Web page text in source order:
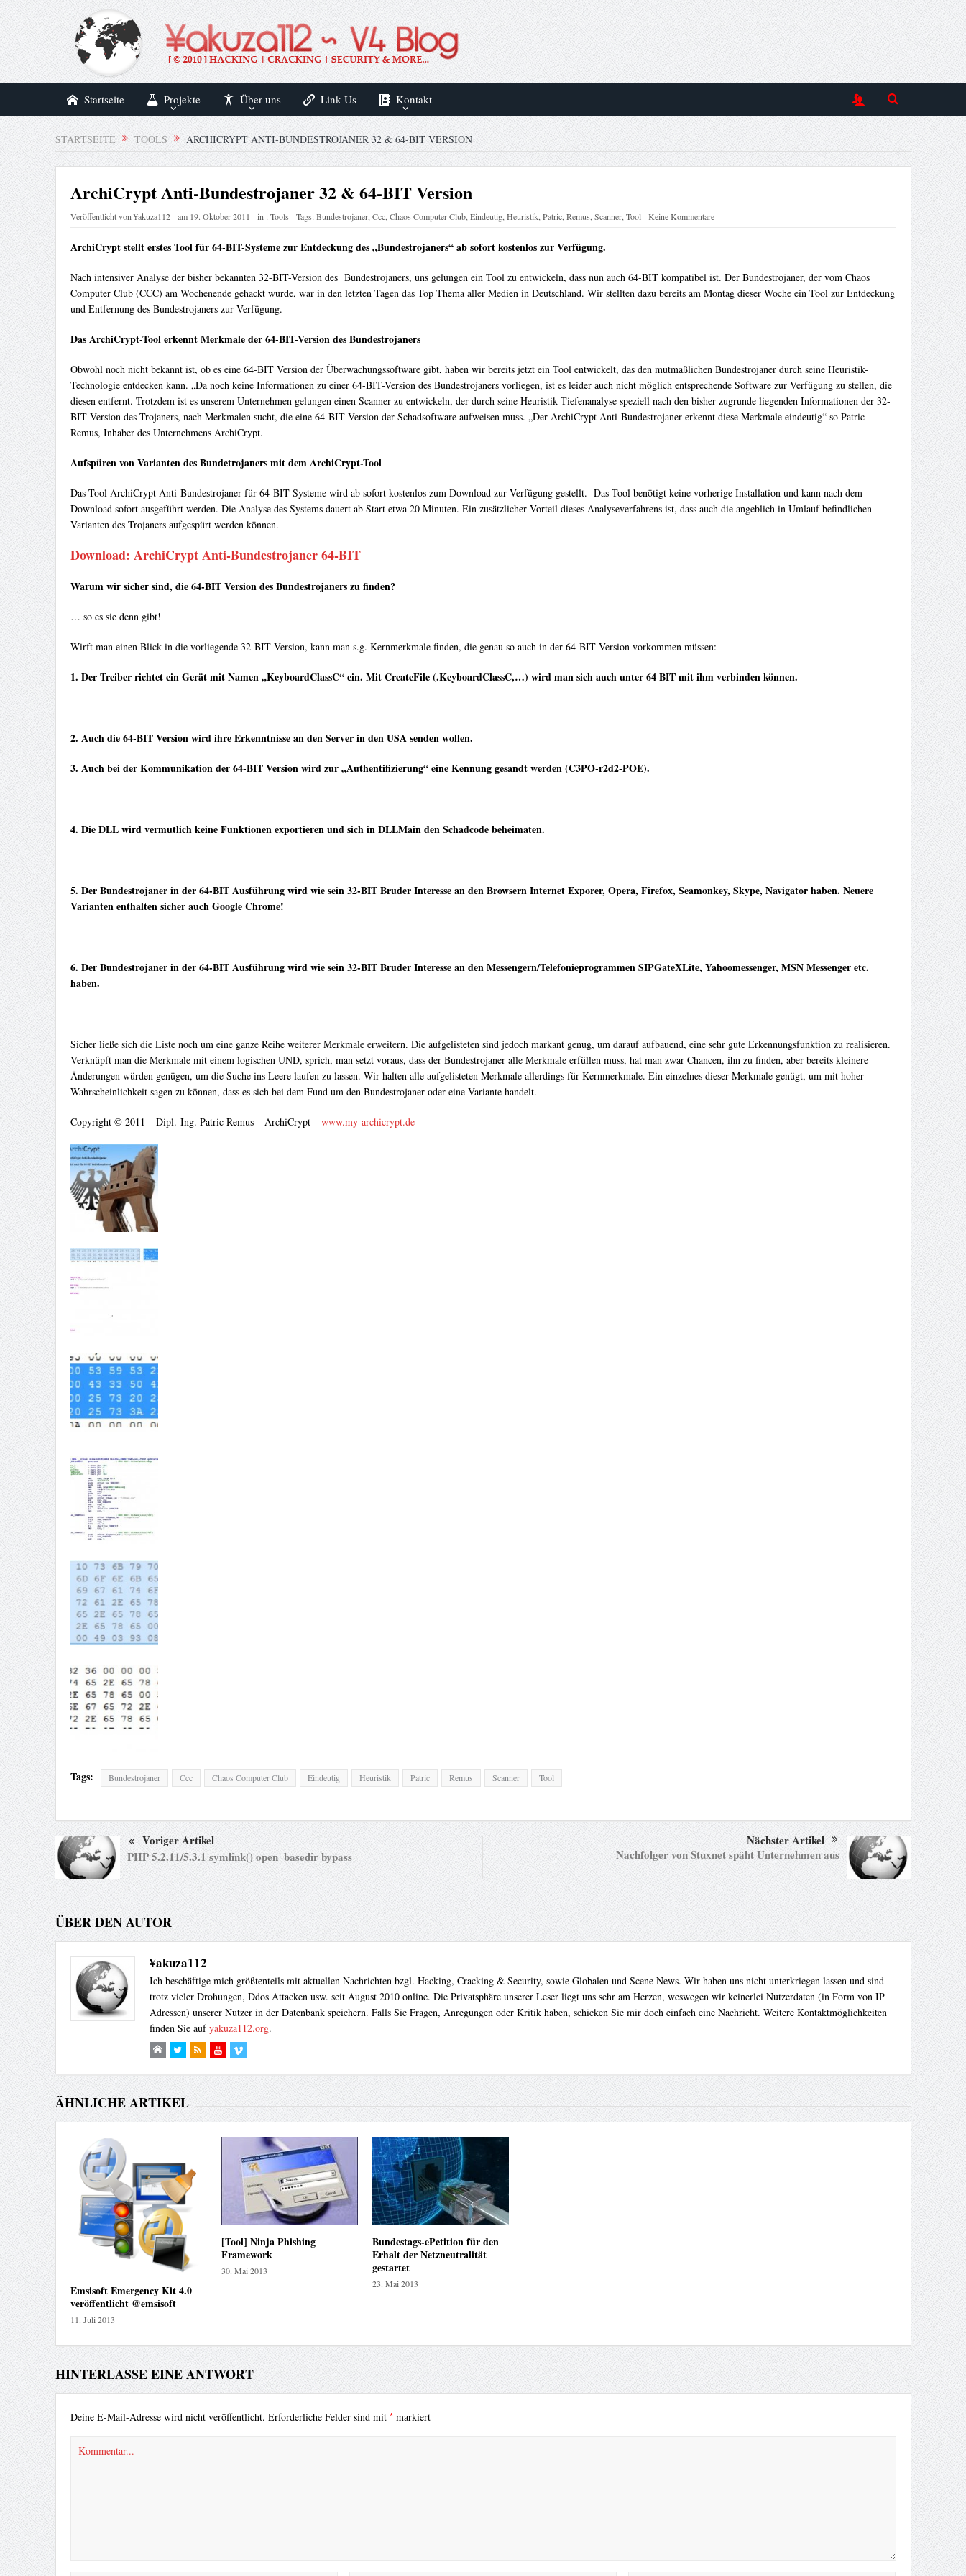
Startseite Projekte Über uns Link Us Kontakt
STARTSEITE TOOLS ARCHICRYPT ANTI-BUNDESTROJANER 32 & 64-BIT VERSION
ArchiCrypt Anti-Bundestrojaner 32 & 64-BIT Version
Veröffentlicht von¥akuza112 am 19. Oktober 2011 in :Tools Tags:Bundestrojaner,Ccc,Chaos Computer Club,Eindeutig,Heuristik,Patric,Remus,Scanner,Tool Keine Kommentare
ArchiCrypt stellt erstes Tool für 64-BIT-Systeme zur Entdeckung des „Bundestrojaners“ ab sofort kostenlos zur Verfügung.
Nach intensiver Analyse der bisher bekannten 32-BIT-Version des Bundestrojaners, uns gelungen ein Tool zu entwickeln, dass nun auch 64-BIT kompatibel ist. Der Bundestrojaner, der vom Chaos
Computer Club (CCC) am Wochenende gehackt wurde, war in den letzten Tagen das Top Thema aller Medien in Deutschland. Wir stellten dazu bereits am Montag dieser Woche ein Tool zur Entdeckung
und Entfernung des Bundestrojaners zur Verfügung.
Das ArchiCrypt-Tool erkennt Merkmale der 64-BIT-Version des Bundestrojaners
Obwohl noch nicht bekannt ist, ob es eine 64-BIT Version der Überwachungssoftware gibt, haben wir bereits jetzt ein Tool entwickelt, das den mutmaßlichen Bundestrojaner durch seine Heuristik-
Technologie entdecken kann. „Da noch keine Informationen zu einer 64-BIT-Version des Bundestrojaners vorliegen, ist es leider auch nicht möglich entsprechende Software zur Verfügung zu stellen, die
diesen entfernt. Trotzdem ist es unserem Unternehmen gelungen einen Scanner zu entwickeln, der durch seine Heuristik Tiefenanalyse speziell nach den bisher zugrunde liegenden Informationen der 32-
BIT Version des Trojaners, nach Merkmalen sucht, die eine 64-BIT Version der Schadsoftware aufweisen muss. „Der ArchiCrypt Anti-Bundestrojaner erkennt diese Merkmale eindeutig“ so Patric
Remus, Inhaber des Unternehmens ArchiCrypt.
Aufspüren von Varianten des Bundetrojaners mit dem ArchiCrypt-Tool
Das Tool ArchiCrypt Anti-Bundestrojaner für 64-BIT-Systeme wird ab sofort kostenlos zum Download zur Verfügung gestellt. Das Tool benötigt keine vorherige Installation und kann nach dem
Download sofort ausgeführt werden. Die Analyse des Systems dauert ab Start etwa 20 Minuten. Ein zusätzlicher Vorteil dieses Analyseverfahrens ist, dass auch die angeblich in Umlauf befindlichen
Varianten des Trojaners aufgespürt werden können.
Download: ArchiCrypt Anti-Bundestrojaner 64-BIT
Warum wir sicher sind, die 64-BIT Version des Bundestrojaners zu finden?
… so es sie denn gibt!
Wirft man einen Blick in die vorliegende 32-BIT Version, kann man s.g. Kernmerkmale finden, die genau so auch in der 64-BIT Version vorkommen müssen:
1. Der Treiber richtet ein Gerät mit Namen „KeyboardClassC“ ein. Mit CreateFile (.KeyboardClassC,…) wird man sich auch unter 64 BIT mit ihm verbinden können.
2. Auch die 64-BIT Version wird ihre Erkenntnisse an den Server in den USA senden wollen.
3. Auch bei der Kommunikation der 64-BIT Version wird zur „Authentifizierung“ eine Kennung gesandt werden (C3PO-r2d2-POE).
4. Die DLL wird vermutlich keine Funktionen exportieren und sich in DLLMain den Schadcode beheimaten.
5. Der Bundestrojaner in der 64-BIT Ausführung wird wie sein 32-BIT Bruder Interesse an den Browsern Internet Exporer, Opera, Firefox, Seamonkey, Skype, Navigator haben. Neuere
Varianten enthalten sicher auch Google Chrome!
6. Der Bundestrojaner in der 64-BIT Ausführung wird wie sein 32-BIT Bruder Interesse an den Messengern/Telefonieprogrammen SIPGateXLite, Yahoomessenger, MSN Messenger etc.
haben.
Sicher ließe sich die Liste noch um eine ganze Reihe weiterer Merkmale erweitern. Die aufgelisteten sind jedoch markant genug, um darauf aufbauend, eine sehr gute Erkennungsfunktion zu realisieren.
Verknüpft man die Merkmale mit einem logischen UND, sprich, man setzt voraus, dass der Bundestrojaner alle Merkmale erfüllen muss, hat man zwar Chancen, ihn zu finden, aber bereits kleinere
Änderungen würden genügen, um die Suche ins Leere laufen zu lassen. Wir halten alle aufgelisteten Merkmale allerdings für Kernmerkmale. Ein einzelnes dieser Merkmale genügt, um mit hoher
Wahrscheinlichkeit sagen zu können, dass es sich bei dem Fund um den Bundestrojaner oder eine Variante handelt.
Copyright © 2011 – Dipl.-Ing. Patric Remus – ArchiCrypt – www.my-archicrypt.de
Tags: Bundestrojaner Ccc Chaos Computer Club Eindeutig Heuristik Patric Remus Scanner Tool
Voriger Artikel
PHP 5.2.11/5.3.1 symlink() open_basedir bypass
Nächster Artikel
Nachfolger von Stuxnet späht Unternehmen aus
ÜBER DEN AUTOR
¥akuza112
Ich beschäftige mich größtenteils mit aktuellen Nachrichten bzgl. Hacking, Cracking & Security, sowie Globalen und Scene News. Wir haben uns nicht unterkriegen lassen und sind
trotz vieler Drohungen, Ddos Attacken usw. seit August 2010 online. Die Privatsphäre unserer Leser liegt uns sehr am Herzen, weswegen wir keinerlei Nutzerdaten (in Form von IP
Adressen) unserer Nutzer in der Datenbank speichern. Falls Sie Fragen, Anregungen oder Kritik haben, schicken Sie mir doch einfach eine Nachricht. Weitere Kontaktmöglichkeiten
finden Sie aufyakuza112.org.
ÄHNLICHE ARTIKEL
Emsisoft Emergency Kit 4.0
veröffentlicht @emsisoft
11. Juli 2013
[Tool] Ninja Phishing
Framework
30. Mai 2013
Bundestags-ePetition für den
Erhalt der Netzneutralität
gestartet
23. Mai 2013
HINTERLASSE EINE ANTWORT
Deine E-Mail-Adresse wird nicht veröffentlicht. Erforderliche Felder sind mit *markiert